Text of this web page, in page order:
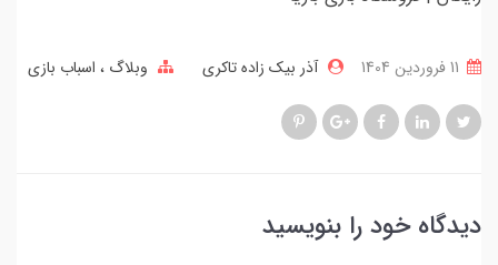
آذر بیک زاده تاکری وبلاگ اسباب بازی
دیدگاه خود را بنویسید